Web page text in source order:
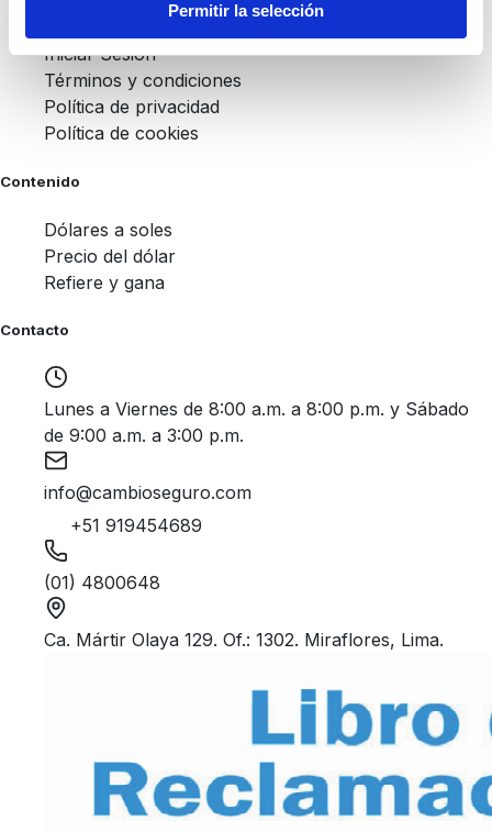
Permitir la selección
Iniciar Sesión
Términos y condiciones
Política de privacidad
Política de cookies
Contenido
Dólares a soles
Precio del dólar
Refiere y gana
Contacto
Lunes a Viernes de 8:00 a.m. a 8:00 p.m. y Sábado
de 9:00 a.m. a 3:00 p.m.
info@cambioseguro.com
+51 919454689
(01) 4800648
Ca. Mártir Olaya 129. Of.: 1302. Miraflores, Lima.